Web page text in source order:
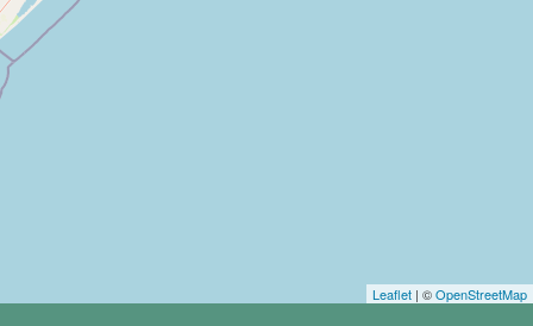
Leaflet | ©OpenStreetMap